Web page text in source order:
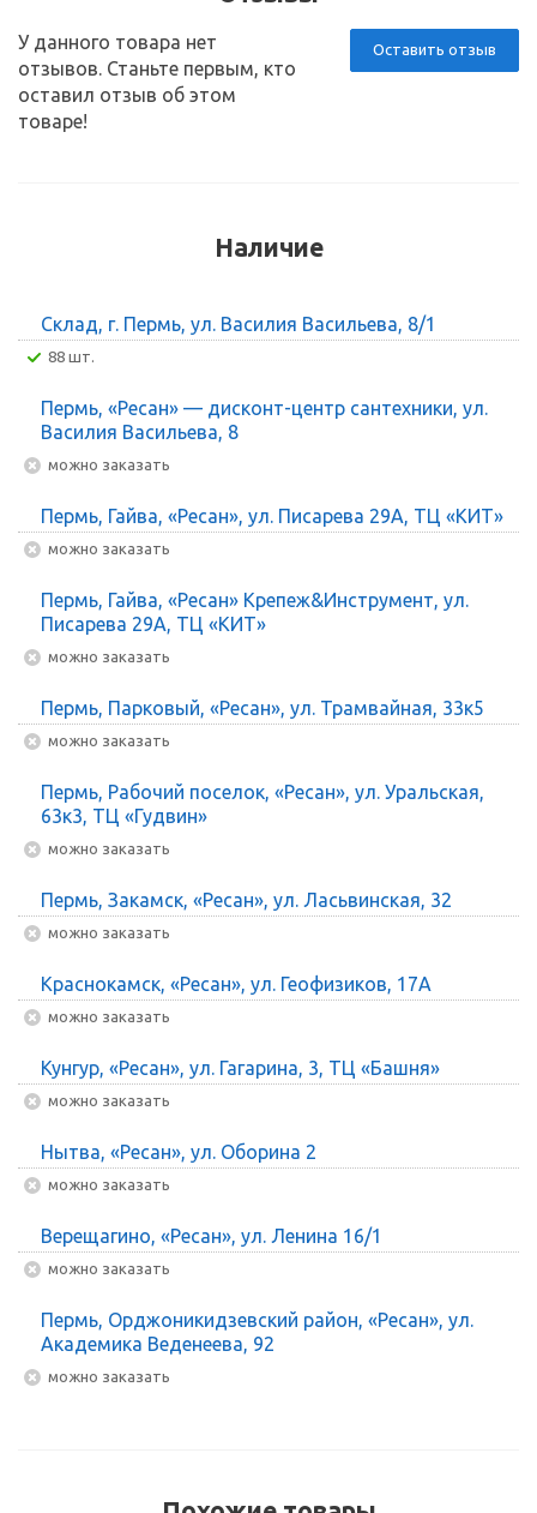
Оставить отзыв
У данного товара нет
отзывов. Станьте первым, кто
оставил отзыв об этом
товаре!
Наличие
Склад, г. Пермь, ул. Василия Васильева, 8/1
88 шт.
Пермь, «Ресан» — дисконт-центр сантехники, ул.
Василия Васильева, 8
Можно заказать
Пермь, Гайва, «Ресан», ул. Писарева 29А, ТЦ «КИТ»
Можно заказать
Пермь, Гайва, «Ресан» Крепеж&Инструмент, ул.
Писарева 29А, ТЦ «КИТ»
Можно заказать
Пермь, Парковый, «Ресан», ул. Трамвайная, 33к5
Можно заказать
Пермь, Рабочий поселок, «Ресан», ул. Уральская,
63к3, ТЦ «Гудвин»
Можно заказать
Пермь, Закамск, «Ресан», ул. Ласьвинская, 32
Можно заказать
Краснокамск, «Ресан», ул. Геофизиков, 17А
Можно заказать
Кунгур, «Ресан», ул. Гагарина, 3, ТЦ «Башня»
Можно заказать
Нытва, «Ресан», ул. Оборина 2
Можно заказать
Верещагино, «Ресан», ул. Ленина 16/1
Можно заказать
Пермь, Орджоникидзевский район, «Ресан», ул.
Академика Веденеева, 92
Можно заказать